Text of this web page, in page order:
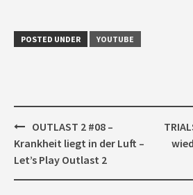
POSTED UNDER YOUTUBE
Post
navigation
OUTLAST 2 #08 –
Krankheit liegt in der Luft –
Let’s Play Outlast 2